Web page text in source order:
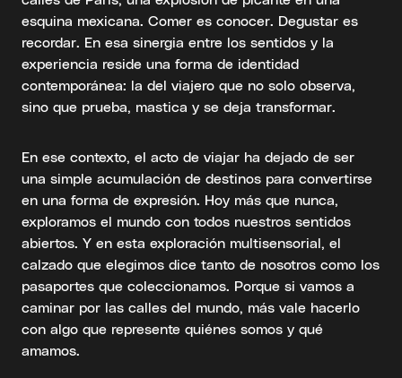
esquina mexicana. Comer es conocer. Degustar es
recordar. En esa sinergia entre los sentidos y la
experiencia reside una forma de identidad
contemporánea: la del viajero que no solo observa,
sino que prueba, mastica y se deja transformar.
En ese contexto, el acto de viajar ha dejado de ser
una simple acumulación de destinos para convertirse
en una forma de expresión. Hoy más que nunca,
exploramos el mundo con todos nuestros sentidos
abiertos. Y en esta exploración multisensorial, el
calzado que elegimos dice tanto de nosotros como los
pasaportes que coleccionamos. Porque si vamos a
caminar por las calles del mundo, más vale hacerlo
con algo que represente quiénes somos y qué
amamos.